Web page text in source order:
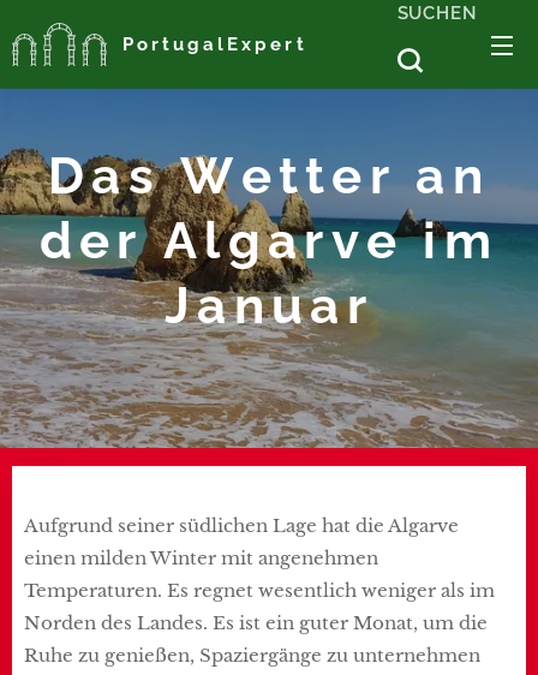
PortugalExpert
SUCHEN
Das Wetter an
der Algarve im
Januar
Aufgrund seiner südlichen Lage hat die Algarve
einen milden Winter mit angenehmen
Temperaturen. Es regnet wesentlich weniger als im
Norden des Landes. Es ist ein guter Monat, um die
Ruhe zu genießen, Spaziergänge zu unternehmen